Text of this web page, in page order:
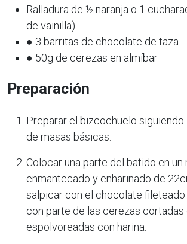
Ralladura de ½ naranja o 1
de vainilla)
● 3 barritas de chocolate de taza
● 50g de cerezas en almíbar
Preparación
Preparar el bizcochuelo
de masas básicas.
Colocar una parte del batido en un
enmantecado y enharinado de
salpicar con el chocolate
con parte de las cerezas cortadas
espolvoreadas con harina.